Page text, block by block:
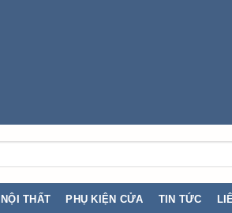
NỘI THẤT PHỤ KIỆN CỬA TIN TỨC